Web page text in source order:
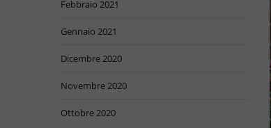
Febbraio 2021
Gennaio 2021
Dicembre 2020
Novembre 2020
Ottobre 2020